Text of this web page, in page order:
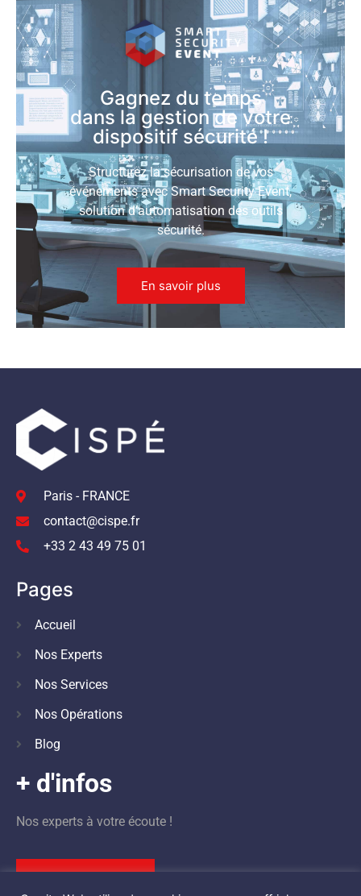
Gagnez du temps
dans la gestion de votre
dispositif sécurité !
Structurez la sécurisation de vos
événements avec Smart Security Event,
solution d’automatisation des outils
sécurité.
En savoir plus
Paris - FRANCE
contact@cispe.fr
+33 2 43 49 75 01
Pages
Accueil
Nos Experts
Nos Services
Nos Opérations
Blog
+ d'infos
Nos experts à votre écoute !